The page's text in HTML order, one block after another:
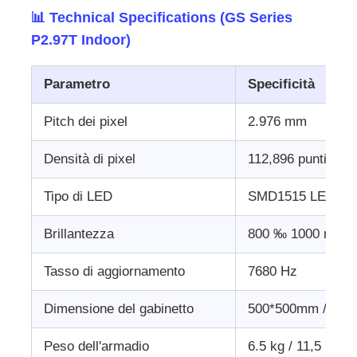
📊 Technical Specifications (GS Series
P2.97T Indoor)
Parametro Specificità
Pitch dei pixel 2.976 mm
Densità di pixel 112,896 punti/m2
Tipo di LED SMD1515 LED
Brillantezza 800 ‰ 1000 nit
Tasso di aggiornamento 7680 Hz
Dimensione del gabinetto 500*500mm /
Peso dell'armadio 6.5 kg / 11,5 kg